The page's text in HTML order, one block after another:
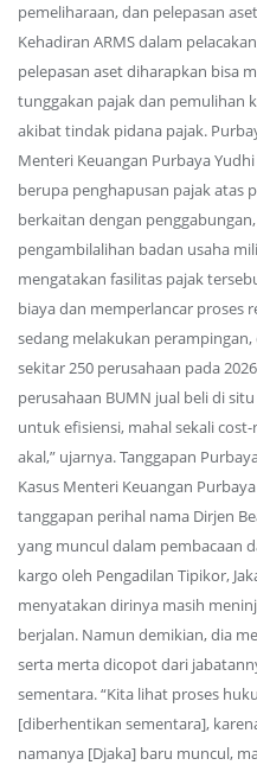
pemeliharaan, dan pelepasan
Kehadiran ARMS dalam
pelepasan aset diharapkan bisa
tunggakan pajak dan pemulihan
akibat tindak pidana pajak.
Menteri Keuangan Purbaya
berupa penghapusan pajak atas
berkaitan dengan
pengambilalihan badan usaha
mengatakan fasilitas pajak
biaya dan memperlancar proses
sedang melakukan
sekitar 250 perusahaan pada
perusahaan BUMN jual beli di
untuk efisiensi, mahal sekali
akal,” ujarnya. Tanggapan
Kasus Menteri Keuangan
tanggapan perihal nama Dirjen
yang muncul dalam pembacaan
kargo oleh Pengadilan Tipikor,
menyatakan dirinya masih
berjalan. Namun demikian, dia
serta merta dicopot dari
sementara. “Kita lihat proses
[diberhentikan sementara],
namanya [Djaka] baru muncul,